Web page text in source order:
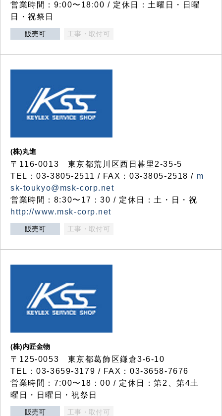
営業時間：9:00〜18:00 / 定休日：土曜日・日曜
日・祝祭日
販売可 工事・取付可
(株)丸進
〒116-0013 東京都荒川区西日暮里2-35-5
TEL：03-3805-2511 / FAX：03-3805-2518 / m
sk-toukyo@msk-corp.net
営業時間：8:30〜17：30 / 定休日：土・日・祝
http://www.msk-corp.net
販売可 工事・取付可
(株)内匠金物
〒125-0053 東京都葛飾区鎌倉3-6-10
TEL：03-3659-3179 / FAX：03-3658-7676
営業時間：7:00〜18：00 / 定休日：第2、第4土
曜日・日曜日・祝祭日
販売可 工事・取付可